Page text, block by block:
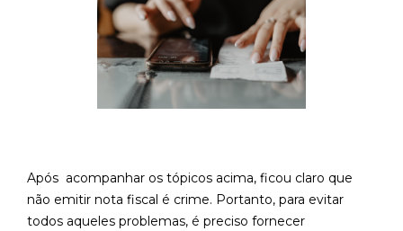
Após acompanhar os tópicos acima, ficou claro que
não emitir nota fiscal é crime. Portanto, para evitar
todos aqueles problemas, é preciso fornecer